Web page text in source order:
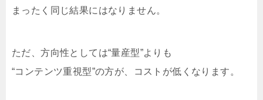
まったく同じ結果にはなりません。
ただ、方向性としては“量産型”よりも
“コンテンツ重視型”の方が、コストが低くなります。